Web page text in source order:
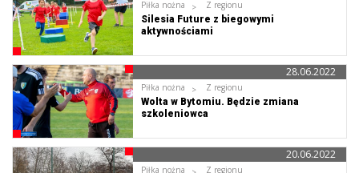
Piłka nożna
Z regionu
Silesia Future z biegowymi
aktywnościami
Piłka nożna
Z regionu
Wolta w Bytomiu. Będzie zmiana
szkoleniowca
28.06.2022
Piłka nożna
Z regionu
20.06.2022